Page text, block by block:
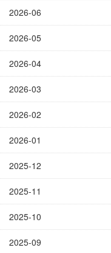
2026-06
2026-05
2026-04
2026-03
2026-02
2026-01
2025-12
2025-11
2025-10
2025-09